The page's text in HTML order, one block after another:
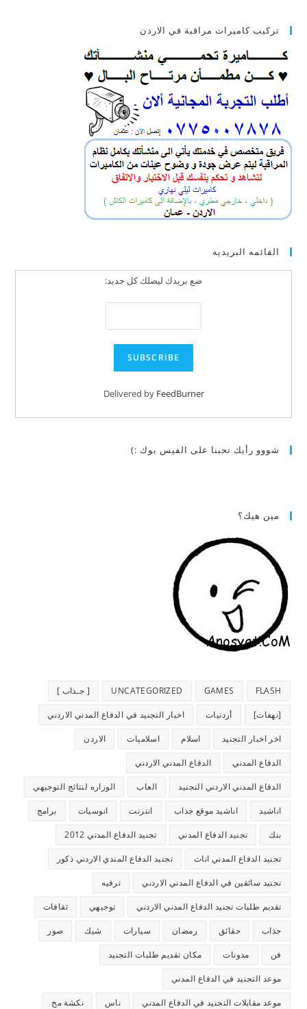
تركيب كاميرات مراقبة في الاردن
القائمه البريديه
ضع بريدك ليصلك كل جديد:
Delivered by FeedBurner
شووو رأيك تحبنا على الفيس بوك :)
مين هيك؟
FLASH
GAMES
UNCATEGORIZED [ جـذاب ]
[نهفات] أردنيات اخبار التجنيد في الدفاع المدني الاردني
اخر اخبار التجنيد اسلام اسلاميات الاردن
الدفاع المدني الدفاع المدني الاردني
الدفاع المدني الاردني التجنيد العاب الوزاره لنتائج التوجيهي
اناشيد اناشيد موقع جذاب انترنت انوسيات برامج
بنك تجنيد الدفاع المدني تجنيد الدفاع المدني 2012
تجنيد الدفاع المدني اناث تجنيد الدفاع المندي الاردني ذكور
تجنيد سائقين في الدفاع المدني الاردني ترفيه
تقديم طلبات تجنيد الدفاع المدني الاردني توجيهي ثقافات
جذاب حقائق رمضان سيارات شيك صور
فن مدونات مكان تقديم طلبات التجنيد
موعد التجنيد في الدفاع المدني
موعد مقابلات التجنيد في الدفاع المدني ناس نكشة مخ